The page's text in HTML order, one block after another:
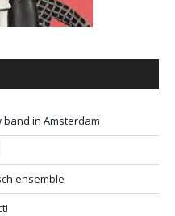
in Amsterdam
ensemble